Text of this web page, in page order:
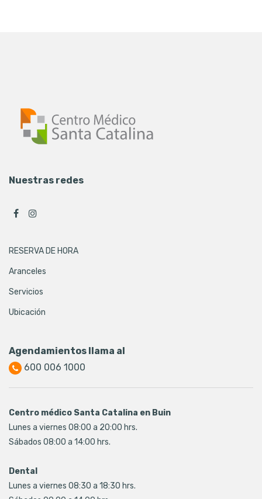
Nuestras redes
RESERVA DE HORA
Aranceles
Servicios
Ubicación
Agendamientos llama al
600 006 1000
Centro médico Santa Catalina en Buin
Lunes a viernes 08:00 a 20:00 hrs.
Sábados 08:00 a 14:00 hrs.
Dental
Lunes a viernes 08:30 a 18:30 hrs.